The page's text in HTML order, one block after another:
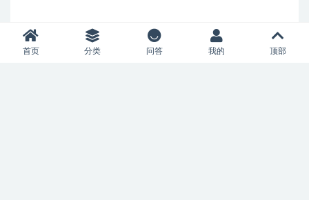
首页 分类 问答 我的 顶部